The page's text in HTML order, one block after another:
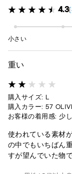
4.3
小さい
重い
購入サイズ: L
購入カラー: 57
お客様の着用感: 少
使われている素材
の中でもいちばん
すが望んでいた物